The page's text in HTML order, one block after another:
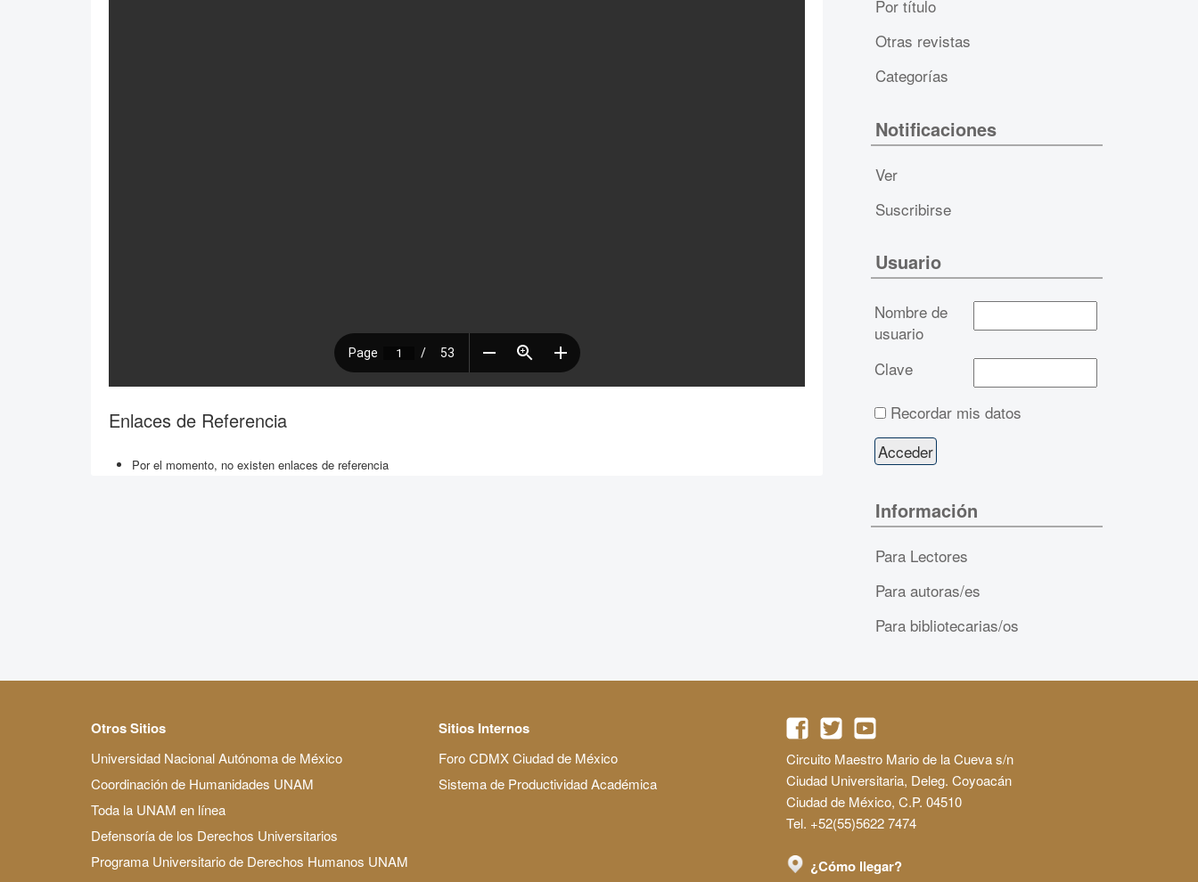
Enlaces de Referencia
Por el momento, no existen enlaces de referencia
Por título
Otras revistas
Categorías
Notificaciones
Ver
Suscribirse
Usuario
Nombre de
usuario
Clave
Recordar mis datos
Información
Para Lectores
Para autoras/es
Para bibliotecarias/os
Otros Sitios
Universidad Nacional Autónoma de México
Coordinación de Humanidades UNAM
Toda la UNAM en línea
Defensoría de los Derechos Universitarios
Programa Universitario de Derechos Humanos UNAM
Sitios Internos
Foro CDMX Ciudad de México
Sistema de Productividad Académica
Circuito Maestro Mario de la Cueva s/n
Ciudad Universitaria, Deleg. Coyoacán
Ciudad de México, C.P. 04510
Tel. +52(55)5622 7474
¿Cómo llegar?